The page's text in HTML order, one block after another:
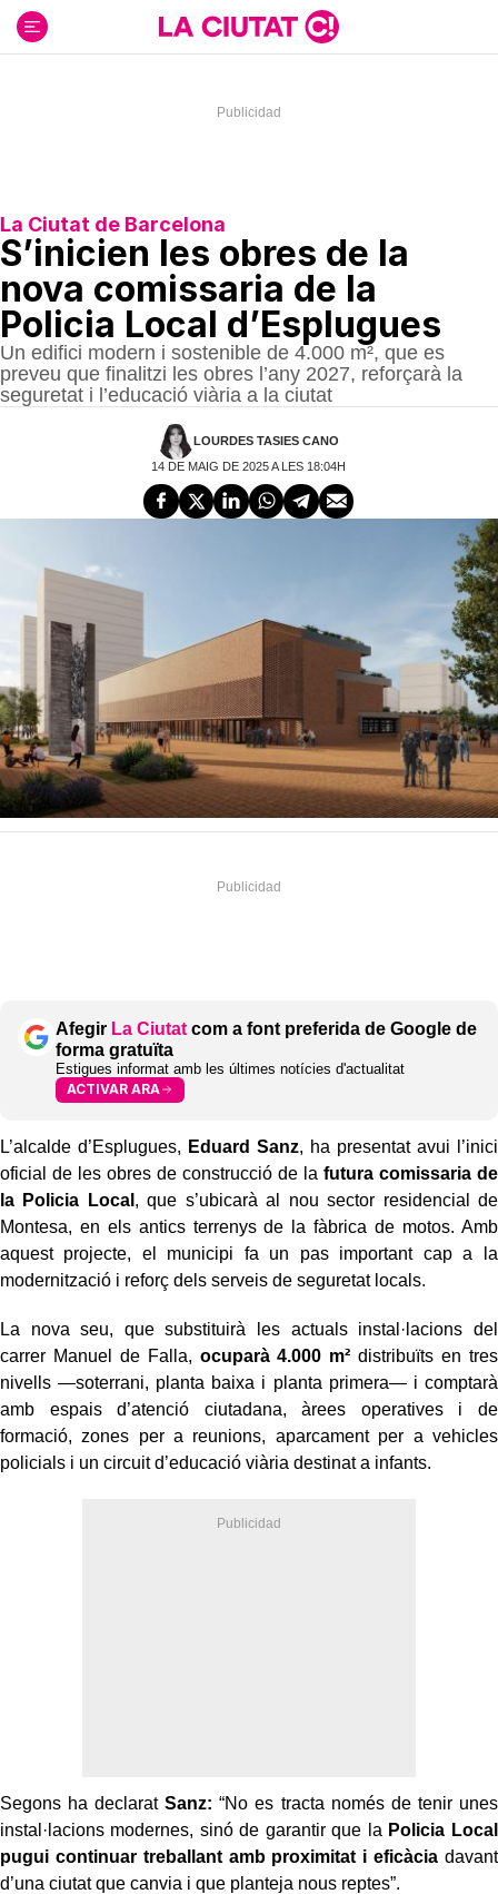
contenido
La Ciutat de Barcelona
S’inicien les obres de la
nova comissaria de la
Policia Local d’Esplugues
Un edifici modern i sostenible de 4.000 m², que es
preveu que finalitzi les obres l’any 2027, reforçarà la
seguretat i l’educació viària a la ciutat
LOURDES TASIES CANO
14 DE MAIG DE 2025 A LES 18:04H
Afegir La Ciutat com a font preferida de Google de
forma gratuïta
Estigues informat amb les últimes notícies d'actualitat
ACTIVAR ARA
L’alcalde d’Esplugues, Eduard Sanz, ha presentat avui l’inici
oficial de les obres de construcció de la futura comissaria de
la Policia Local , que s’ubicarà al nou sector residencial de
Montesa, en els antics terrenys de la fàbrica de motos. Amb
aquest projecte, el municipi fa un pas important cap a la
modernització i reforç dels serveis de seguretat locals.
La nova seu, que substituirà les actuals instal·lacions del
carrer Manuel de Falla, ocuparà 4.000 m² distribuïts en tres
nivells —soterrani, planta baixa i planta primera— i comptarà
amb espais d’atenció ciutadana, àrees operatives i de
formació, zones per a reunions, aparcament per a vehicles
policials i un circuit d’educació viària destinat a infants.
Segons ha declaratSanz: “No es tracta només de tenir unes
instal·lacions modernes, sinó de garantir que la Policia Local
pugui continuar treballant amb proximitat i eficàcia davant
d’una ciutat que canvia i que planteja nous reptes”.